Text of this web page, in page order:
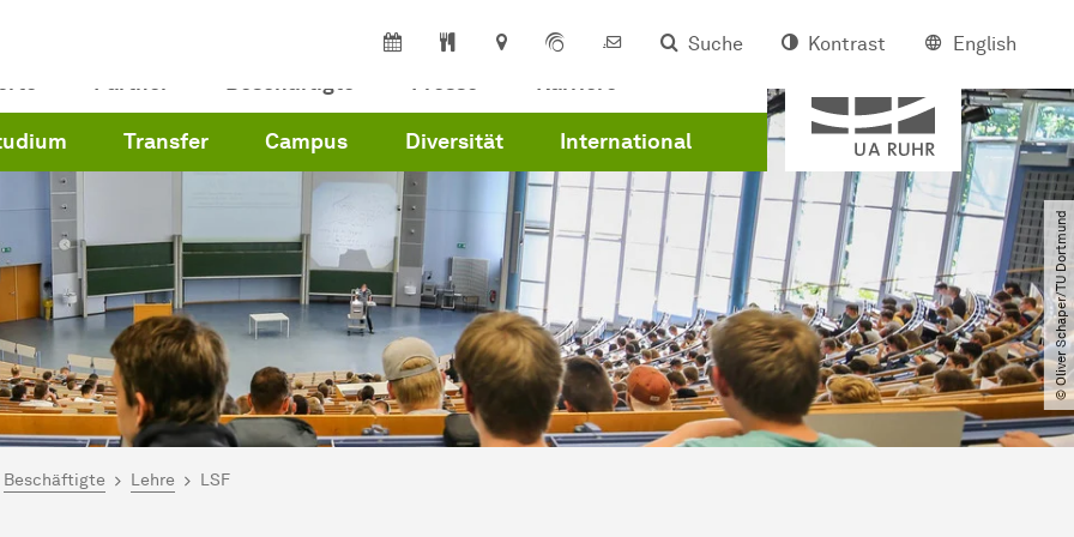
Suche Kontrast English
Partner Beschäftigte Presse Karriere
Transfer Campus Diversität International
© Oliver Schaper​/​TU Dortmund
hier:
Beschäftigte Lehre LSF